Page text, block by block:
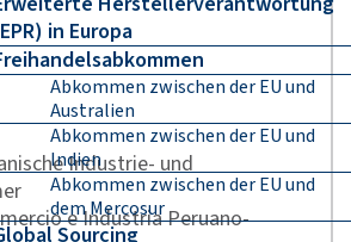
in Europa
Abkommen zwischen der EU und
Australien
Abkommen zwischen der EU und
Indien
Abkommen zwischen der EU und
dem Mercosur
Sourcing
Industrie- und
e Industria Peruano-